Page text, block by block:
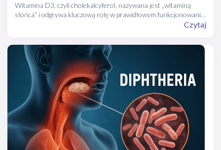
Witamina D3, czyli cholekalcyferol, nazywana jest „witaminą
słońca” i odgrywa kluczową rolę w prawidłowym funkcjonowaniu
organizmu. Wspiera układ kostny, odpornościowy i nerwowy, a
normy i kto powinien ją suplementować.
Czytaj